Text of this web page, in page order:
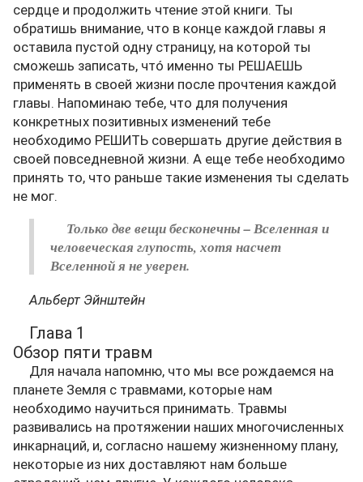
сердце и продолжить чтение этой книги. Ты
обратишь внимание, что в конце каждой главы я
оставила пустой одну страницу, на которой ты
сможешь записать, чтó именно ты РЕШАЕШЬ
применять в своей жизни после прочтения каждой
главы. Напоминаю тебе, что для получения
конкретных позитивных изменений тебе
необходимо РЕШИТЬ совершать другие действия в
своей повседневной жизни. А еще тебе необходимо
принять то, что раньше такие изменения ты сделать
не мог.
Только две вещи бесконечны – Вселенная и
человеческая глупость, хотя насчет
Вселенной я не уверен.
Альберт Эйнштейн
Глава 1
Обзор пяти травм
Для начала напомню, что мы все рождаемся на
планете Земля с травмами, которые нам
необходимо научиться принимать. Травмы
развивались на протяжении наших многочисленных
инкарнаций, и, согласно нашему жизненному плану,
некоторые из них доставляют нам больше